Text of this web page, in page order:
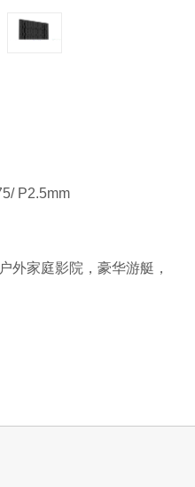
P2.5mm
外家庭影院，豪华游艇，